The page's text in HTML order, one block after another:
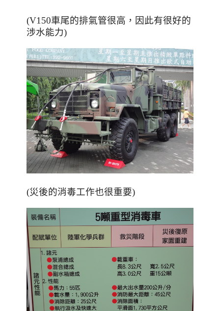
(V150車尾的排氣管很高 ， 因此有很好的
涉水能力)
(災後的消毒工作也很重要)